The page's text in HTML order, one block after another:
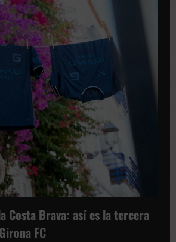
Costa Brava: así es la tercera
FC